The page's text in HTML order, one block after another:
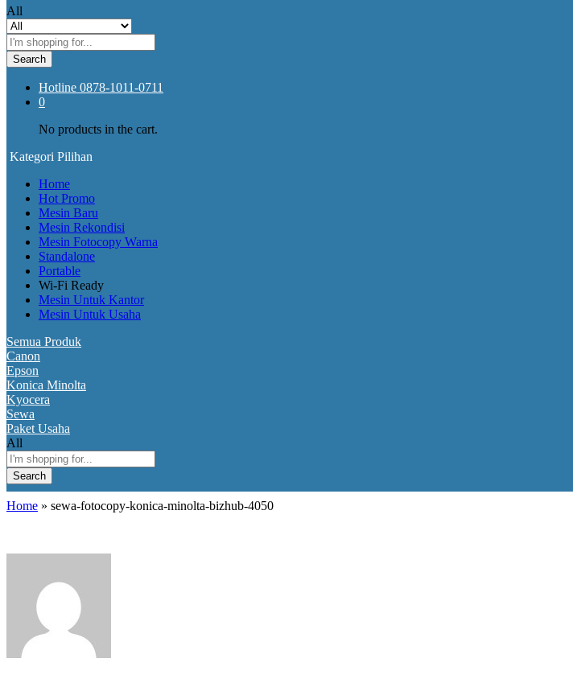
All
Search
Hotline 0878-1011-0711
0
No products in the cart.
Kategori Pilihan
Home
Hot Promo
Mesin Baru
Mesin Rekondisi
Mesin Fotocopy Warna
Standalone
Portable
Wi-Fi Ready
Mesin Untuk Kantor
Mesin Untuk Usaha
Semua Produk
Canon
Epson
Konica Minolta
Kyocera
Sewa
Paket Usaha
All
Search
Home » sewa-fotocopy-konica-minolta-bizhub-4050